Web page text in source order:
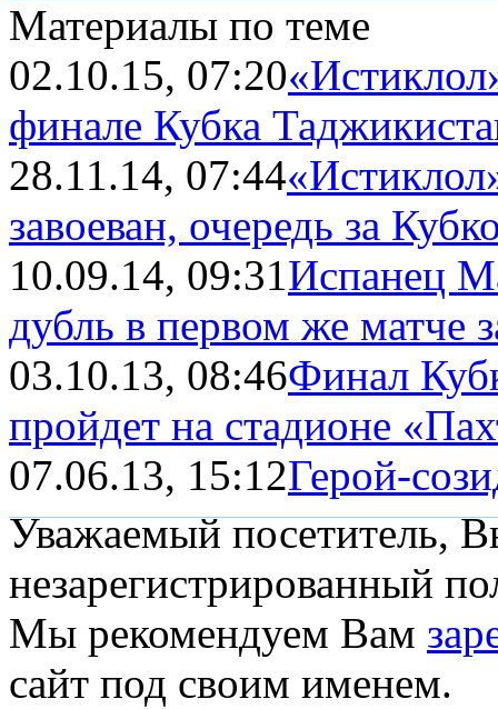
Материалы по теме
02.10.15, 07:20
финале Кубка
28.11.14, 07:44
завоеван, очередь за
10.09.14, 09:31Испанец
дубль в первом же матче
03.10.13, 08:46Финал
пройдет на стадионе
07.06.13, 15:12Герой-
Уважаемый посетитель,
незарегистрированный
Мы рекомендуем Вам
сайт под своим именем.